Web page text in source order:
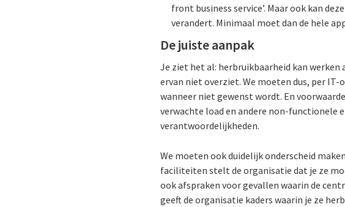
front business service’. Maar ook kan
verandert. Minimaal moet dan de hele
De juiste aanpak
Je ziet het al: herbruikbaarheid kan werken
ervan niet overziet. We moeten dus, per
wanneer niet gewenst wordt. En
verwachte load en andere non-functionele
verantwoordelijkheden.
We moeten ook duidelijk onderscheid
faciliteiten stelt de organisatie dat je ze
ook afspraken voor gevallen waarin de
geeft de organisatie kaders waarin je ze